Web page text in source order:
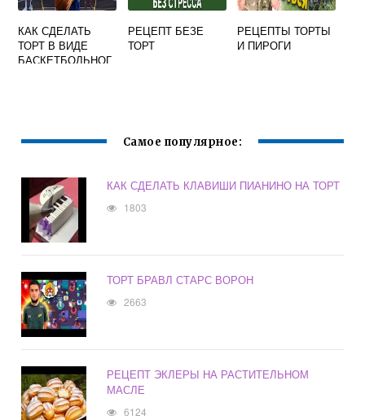
КАК СДЕЛАТЬ
ТОРТ В ВИДЕ
БАСКЕТБОЛЬНОГ
РЕЦЕПТ БЕЗЕ
ТОРТ
РЕЦЕПТЫ ТОРТЫ
И ПИРОГИ
Самое популярное:
КАК СДЕЛАТЬ КЛАВИШИ ПИАНИНО НА ТОРТ
1803
ТОРТ БРАВЛ СТАРС ВОРОН
2663
РЕЦЕПТ ЭКЛЕРЫ НА РАСТИТЕЛЬНОМ
МАСЛЕ
6124